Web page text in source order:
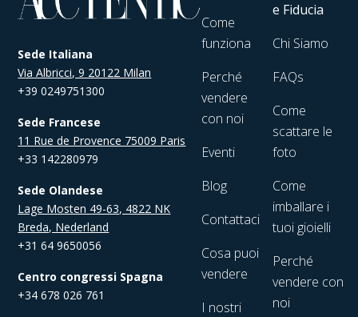
Sede Italiana
Via Albricci, 9 20122 Milan
+39 0249751300
Sede Francese
11 Rue de Provence 75009 Paris
+33 142280979
Sede Olandese
Lage Mosten 49-63, 4822 NK
Breda, Nederland
+31 64 9650056
Centro congressi Spagna
+34 678 026 761
Come
funziona
Perché
vendere
con noi
Eventi
Blog
Contattaci
Cosa puoi
vendere
I nostri
e Fiducia
Chi Siamo
FAQs
Come
scattare le
foto
Come
imballare i
tuoi gioielli
Perché
vendere con
noi